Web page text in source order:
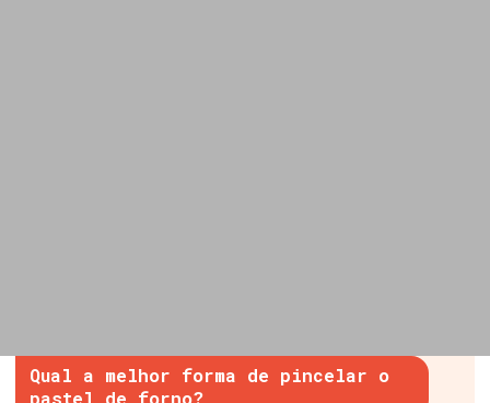
Qual a melhor forma de pincelar o
pastel de forno?